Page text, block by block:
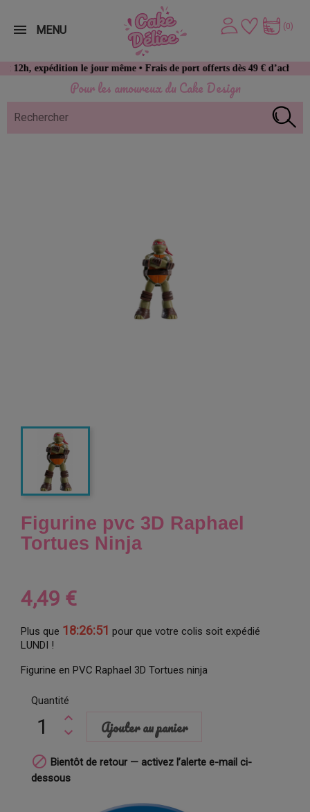
Pour les amoureux du Cake Design
expédition le jour même • Frais de port offerts dès 49 € d’achat
(0)
MENU
Figurine pvc 3D Raphael
Tortues Ninja
4,49 €
Plus que 18:26:50 pour que votre colis soit expédié
LUNDI !
Figurine en PVC Raphael 3D Tortues ninja
Quantité
Ajouter au panier
 Bientôt de retour — activez l’alerte e-mail ci-
dessous